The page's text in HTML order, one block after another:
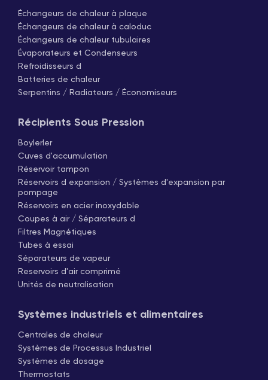
Échangeurs de chaleur à plaque
Échangeurs de chaleur à caloduc
Échangeurs de chaleur tubulaires
Évaporateurs et Condenseurs
Refroidisseurs d
Batteries de chaleur
Serpentins / Radiateurs / Économiseurs
Récipients Sous Pression
Boylerler
Cuves d'accumulation
Réservoir tampon
Réservoirs d expansion / Systèmes d'expansion par
pompage
Réservoirs en acier inoxydable
Coupes à air / Séparateurs d
Filtres Magnétiques
Tubes à essai
Séparateurs de vapeur
Reservoirs d'air comprimé
Unités de neutralisation
Systèmes industriels et alimentaires
Centrales de chaleur
Systèmes de Processus Industriel
Systèmes de dosage
Thermostats